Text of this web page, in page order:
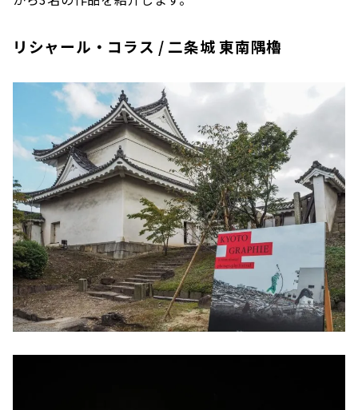
リシャール・コラス / 二条城 東南隅櫓